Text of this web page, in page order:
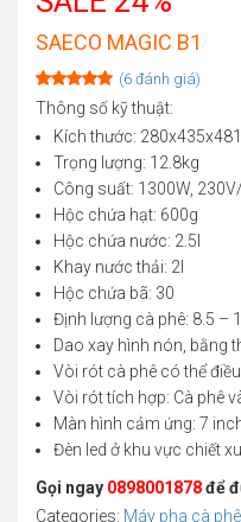
SAECO MAGIC B1
Rated5.00
out of 5
based on
6
customer
ratings
(6đánh giá)
Thông số kỹ thuật:
Kích thước:
Trọng lượng: 12.8kg
Công suất: 1300W,
Hộc chứa hạt: 600g
Hộc chứa nước: 2.5l
Khay nước thải: 2l
Hộc chứa bã: 30
Định lượng cà phê: 8.5 –
Dao xay hình nón, bằng
Vòi rót cà phê có thể
Vòi rót tích hợp: Cà phê
Màn hình cảm ứng: 7
Đèn led ở khu vực chiết
Gọi ngay 0898001878để
Categories: Máy pha cà phê